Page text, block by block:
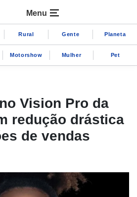
Menu
Rural Gente Planeta
Motorshow Mulher Pet
Vision Pro da
redução drástica
de vendas